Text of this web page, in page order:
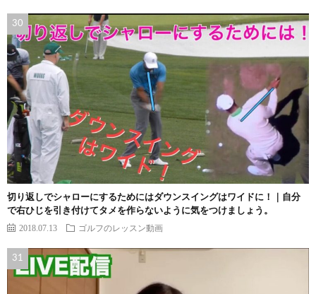
切り返しでシャローにするためにはダウンスイングはワイドに！｜自分
で右ひじを引き付けてタメを作らないように気をつけましょう。
2018.07.13 ゴルフのレッスン動画